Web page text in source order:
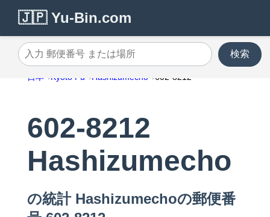
🇯🇵 Yu-Bin.com
入力 郵便番号 または場所
検索
日本 Kyoto Fu Hashizumecho 602-8212
602-8212
Hashizumecho
の統計 Hashizumechoの郵便番